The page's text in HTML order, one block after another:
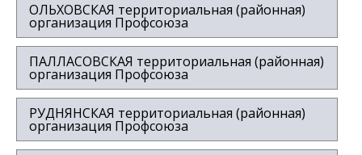
ОЛЬХОВСКАЯ территориальная (районная)
организация Профсоюза
ПАЛЛАСОВСКАЯ территориальная (районная)
организация Профсоюза
РУДНЯНСКАЯ территориальная (районная)
организация Профсоюза